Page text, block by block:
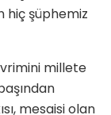
hiç şüphemiz
millete
mesaisi olan